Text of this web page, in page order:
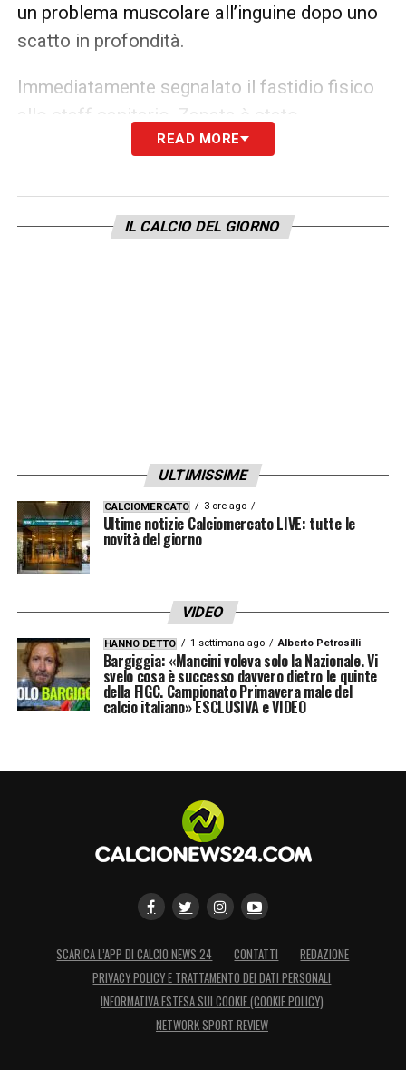
un problema muscolare all’inguine dopo uno
scatto in profondità.
Immediatamente segnalato il fastidio fisico
allo staff sanitario, Zapata è stato
accompagnato fuori dal campo. Nelle
accertamenti clinici per stabilire l’entità
dell’infortunio.
READ MORE
IL CALCIO DEL GIORNO
ULTIMISSIME
CALCIOMERCATO 3 ore ago
Ultime notizie Calciomercato LIVE: tutte le
novità del giorno
VIDEO
HANNO DETTO 1 settimana ago Alberto Petrosilli
Bargiggia: «Mancini voleva solo la Nazionale. Vi
svelo cosa è successo davvero dietro le quinte
della FIGC. Campionato Primavera male del
calcio italiano» ESCLUSIVA e VIDEO
SCARICA L’APP DI CALCIO NEWS 24 CONTATTI
REDAZIONE
PRIVACY POLICY E TRATTAMENTO DEI DATI PERSONALI
INFORMATIVA ESTESA SUI COOKIE (COOKIE POLICY)
NETWORK SPORT REVIEW